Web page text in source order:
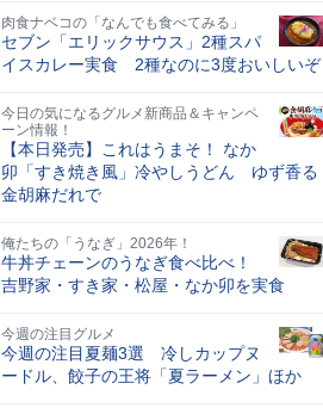
肉食ナベコの「なんでも食べてみる」
セブン「エリックサウス」2種スパ
イスカレー実食 2種なのに3度おいしいぞ
今日の気になるグルメ新商品＆キャンペ
ーン情報！
【本日発売】これはうまそ！ なか
卯「すき焼き風」冷やしうどん ゆず香る
金胡麻だれで
俺たちの「うなぎ」2026年！
牛丼チェーンのうなぎ食べ比べ！
吉野家・すき家・松屋・なか卯を実食
今週の注目グルメ
今週の注目夏麺3選 冷しカップヌ
ードル、餃子の王将「夏ラーメン」ほか